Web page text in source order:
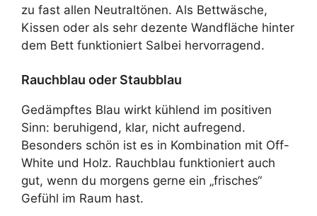
zu fast allen Neutraltönen. Als Bettwäsche,
Kissen oder als sehr dezente Wandfläche hinter
dem Bett funktioniert Salbei hervorragend.
Rauchblau oder Staubblau
Gedämpftes Blau wirkt kühlend im positiven
Sinn: beruhigend, klar, nicht aufregend.
Besonders schön ist es in Kombination mit Off-
White und Holz. Rauchblau funktioniert auch
gut, wenn du morgens gerne ein „frisches“
Gefühl im Raum hast.